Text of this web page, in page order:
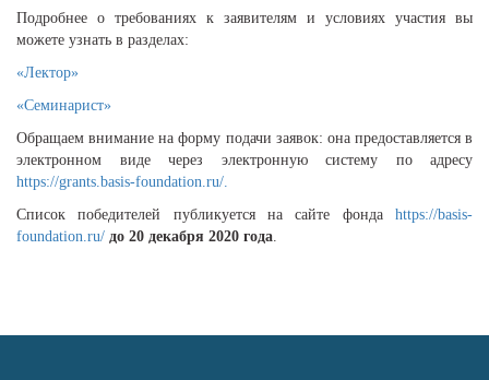
Подробнее о требованиях к заявителям и условиях участия вы
можете узнать в разделах:
«Лектор»
«Семинарист»
Обращаем внимание на форму подачи заявок: она предоставляется в
электронном виде через электронную систему по адресу
https://grants.basis-foundation.ru/.
Список победителей публикуется на сайте фонда https://basis-
foundation.ru/ до 20 декабря 2020 года.